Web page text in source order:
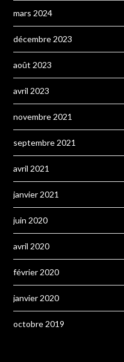
mars 2024
décembre 2023
août 2023
avril 2023
novembre 2021
septembre 2021
avril 2021
janvier 2021
juin 2020
avril 2020
février 2020
janvier 2020
octobre 2019